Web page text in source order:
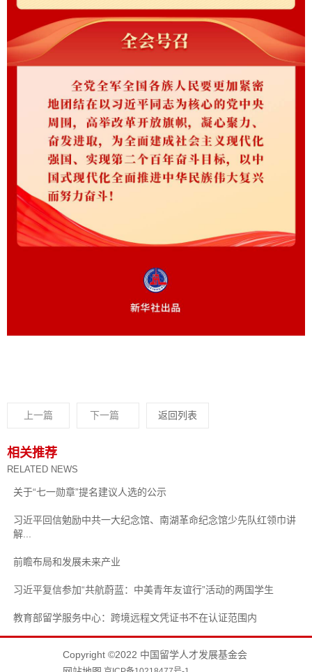
上一篇 下一篇 返回列表
相关推荐
RELATED NEWS
关于“七一勋章”提名建议人选的公示
习近平回信勉励中共一大纪念馆、南湖革命纪念馆少先队红领巾讲
解...
前瞻布局和发展未来产业
习近平复信参加“共航蔚蓝：中美青年友谊行”活动的两国学生
教育部留学服务中心：跨境远程文凭证书不在认证范围内
Copyright ©2022 中国留学人才发展基金会